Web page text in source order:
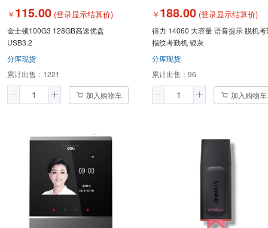
￥ 115.00 (登录显示结算价)
金士顿100G3 128GB高速优盘
USB3.2
分库现货
累计出售： 1221
加入购物车
￥ 188.00 (登录显示结算价)
得力 14060 大容量 语音提示 脱机考
指纹考勤机 银灰
分库现货
累计出售： 96
加入购物车